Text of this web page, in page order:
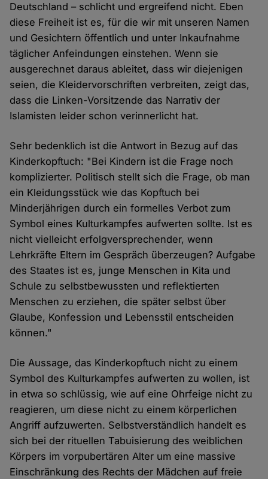
Deutschland – schlicht und ergreifend nicht. Eben
diese Freiheit ist es, für die wir mit unseren Namen
und Gesichtern öffentlich und unter Inkaufnahme
täglicher Anfeindungen einstehen. Wenn sie
ausgerechnet daraus ableitet, dass wir diejenigen
seien, die Kleidervorschriften verbreiten, zeigt das,
dass die Linken-Vorsitzende das Narrativ der
Islamisten leider schon verinnerlicht hat.
Sehr bedenklich ist die Antwort in Bezug auf das
Kinderkopftuch: "Bei Kindern ist die Frage noch
komplizierter. Politisch stellt sich die Frage, ob man
ein Kleidungsstück wie das Kopftuch bei
Minderjährigen durch ein formelles Verbot zum
Symbol eines Kulturkampfes aufwerten sollte. Ist es
nicht vielleicht erfolgversprechender, wenn
Lehrkräfte Eltern im Gespräch überzeugen? Aufgabe
des Staates ist es, junge Menschen in Kita und
Schule zu selbstbewussten und reflektierten
Menschen zu erziehen, die später selbst über
Glaube, Konfession und Lebensstil entscheiden
können."
Die Aussage, das Kinderkopftuch nicht zu einem
Symbol des Kulturkampfes aufwerten zu wollen, ist
in etwa so schlüssig, wie auf eine Ohrfeige nicht zu
reagieren, um diese nicht zu einem körperlichen
Angriff aufzuwerten. Selbstverständlich handelt es
sich bei der rituellen Tabuisierung des weiblichen
Körpers im vorpubertären Alter um eine massive
Einschränkung des Rechts der Mädchen auf freie